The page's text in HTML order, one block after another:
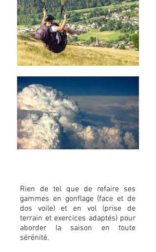
Rien de tel que de refaire ses
gammes en gonflage (face et de
dos voile) et en vol (prise de
terrain et exercices adaptés) pour
aborder la saison en toute
sérénité.